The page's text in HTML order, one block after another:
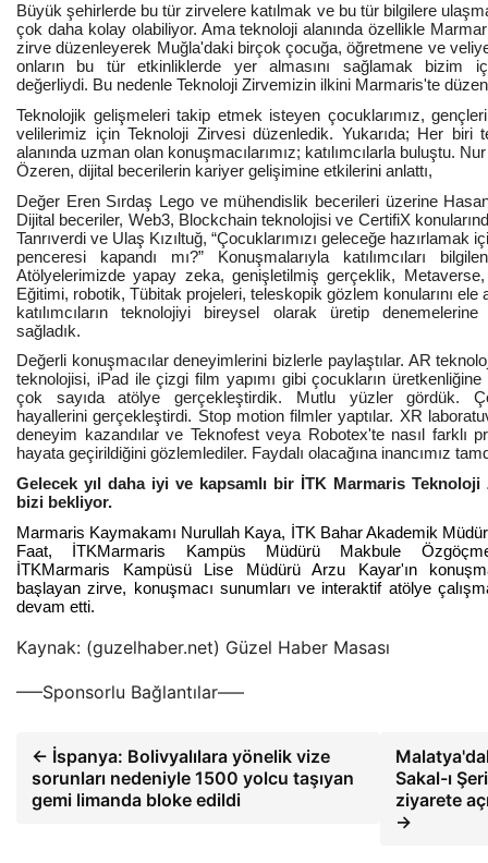
Büyük şehirlerde bu tür zirvelere katılmak ve bu tür bilgilere
çok daha kolay olabiliyor. Ama teknoloji alanında özellikle
zirve düzenleyerek Muğla'daki birçok çocuğa, öğretmene ve
onların bu tür etkinliklerde yer almasını sağlamak bizim
değerliydi. Bu nedenle Teknoloji Zirvemizin ilkini Marmaris'te
Teknolojik gelişmeleri takip etmek isteyen çocuklarımız,
velilerimiz için Teknoloji Zirvesi düzenledik. Yukarıda; Her biri
alanında uzman olan konuşmacılarımız; katılımcılarla buluştu.
Özeren, dijital becerilerin kariyer gelişimine etkilerini anlattı,
Değer Eren Sırdaş Lego ve mühendislik becerileri üzerine
Dijital beceriler, Web3, Blockchain teknolojisi ve CertifiX
Tanrıverdi ve Ulaş Kızıltuğ, “Çocuklarımızı geleceğe hazırlamak
penceresi kapandı mı?” Konuşmalarıyla katılımcıları
Atölyelerimizde yapay zeka, genişletilmiş gerçeklik,
Eğitimi, robotik, Tübitak projeleri, teleskopik gözlem konularını ele
katılımcıların teknolojiyi bireysel olarak üretip denemelerine
sağladık.
Değerli konuşmacılar deneyimlerini bizlerle paylaştılar. AR
teknolojisi, iPad ile çizgi film yapımı gibi çocukların üretkenliğine
çok sayıda atölye gerçekleştirdik. Mutlu yüzler gördük.
hayallerini gerçekleştirdi. Stop motion filmler yaptılar. XR
deneyim kazandılar ve Teknofest veya Robotex'te nasıl farklı
hayata geçirildiğini gözlemlediler. Faydalı olacağına inancımız
Gelecek yıl daha iyi ve kapsamlı bir İTK Marmaris Teknoloji
bizi bekliyor.
Marmaris Kaymakamı Nurullah Kaya, İTK Bahar Akademik
Faat, İTKMarmaris Kampüs Müdürü Makbule
İTKMarmaris Kampüsü Lise Müdürü Arzu Kayar'ın
başlayan zirve, konuşmacı sunumları ve interaktif atölye
devam etti.
Kaynak: (guzelhaber.net) Güzel Haber Masası
—–Sponsorlu Bağlantılar—–
← İspanya: Bolivyalılara yönelik vize
sorunları nedeniyle 1500 yolcu taşıyan
gemi limanda bloke edildi
Sakal-ı
ziyarete
→